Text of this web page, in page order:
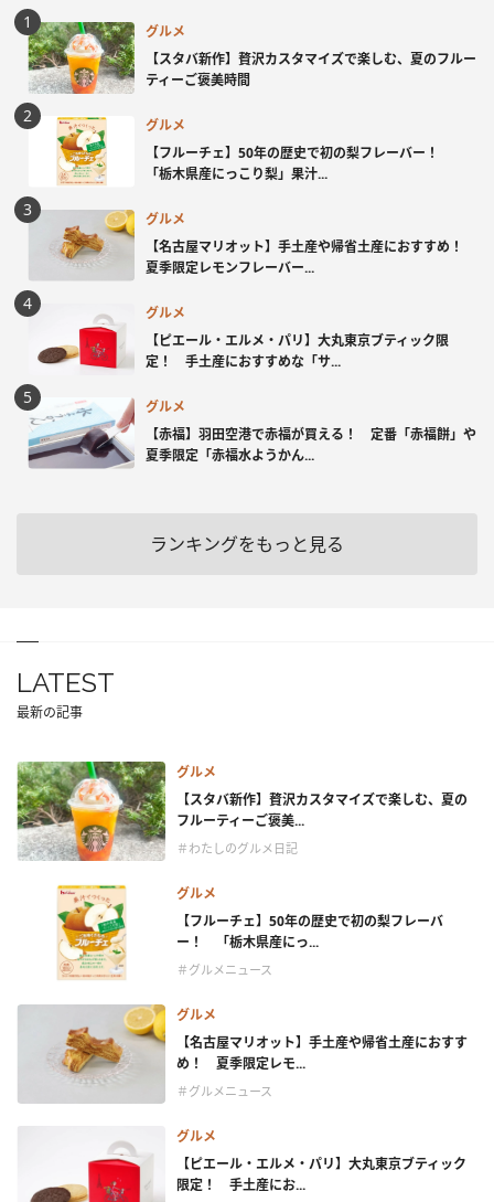
グルメ
【スタバ新作】贅沢カスタマイズで楽しむ、夏のフルー
ティーご褒美時間
グルメ
【フルーチェ】50年の歴史で初の梨フレーバー！
「栃木県産にっこり梨」果汁...
グルメ
【名古屋マリオット】手土産や帰省土産におすすめ！
夏季限定レモンフレーバー...
グルメ
【ピエール・エルメ・パリ】大丸東京ブティック限
定！ 手土産におすすめな「サ...
グルメ
【赤福】羽田空港で赤福が買える！ 定番「赤福餅」や
夏季限定「赤福水ようかん...
ランキングをもっと見る
LATEST
最新の記事
グルメ
【スタバ新作】贅沢カスタマイズで楽しむ、夏の
フルーティーご褒美...
＃わたしのグルメ日記
グルメ
【フルーチェ】50年の歴史で初の梨フレーバ
ー！ 「栃木県産にっ...
＃グルメニュース
グルメ
【名古屋マリオット】手土産や帰省土産におすす
め！ 夏季限定レモ...
＃グルメニュース
グルメ
【ピエール・エルメ・パリ】大丸東京ブティック
限定！ 手土産にお...